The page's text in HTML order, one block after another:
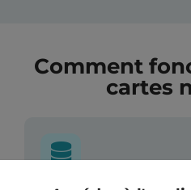
Comment
cartes